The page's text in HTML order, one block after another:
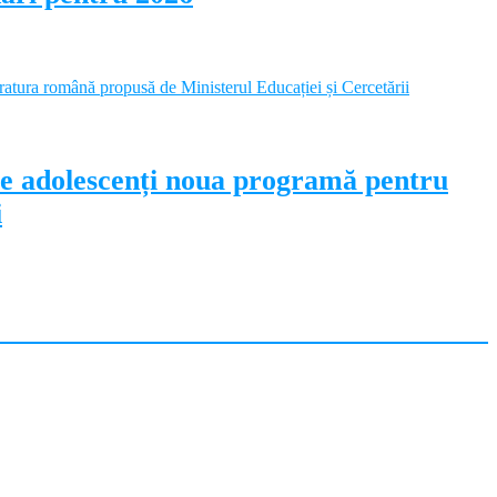
adolescenți noua programă pentru